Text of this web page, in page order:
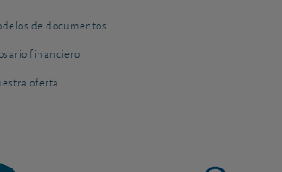
de documentos
financiero
oferta